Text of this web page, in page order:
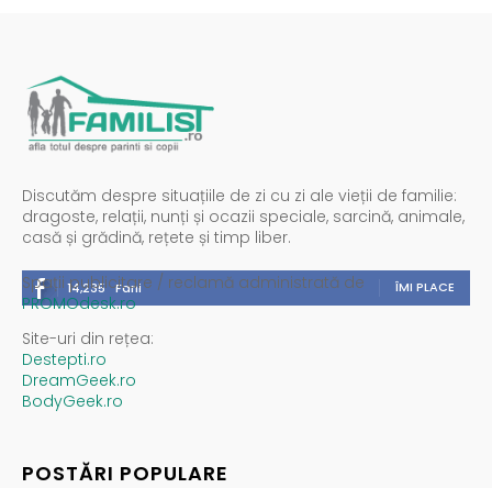
Discutăm despre situațiile de zi cu zi ale vieții de familie:
dragoste, relații, nunți și ocazii speciale, sarcină, animale,
casă și grădină, rețete și timp liber.
14,235 Fani ÎMI PLACE
Spații publicitare / reclamă administrată de
PROMOdesk.ro
Site-uri din rețea:
Destepti.ro
DreamGeek.ro
BodyGeek.ro
POSTĂRI POPULARE